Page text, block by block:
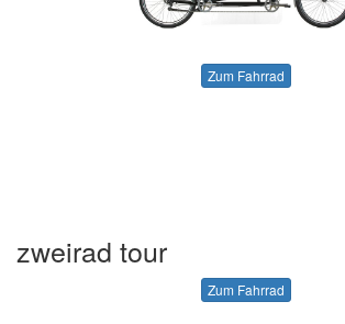
Zum Fahrrad
zweirad tour
Zum Fahrrad